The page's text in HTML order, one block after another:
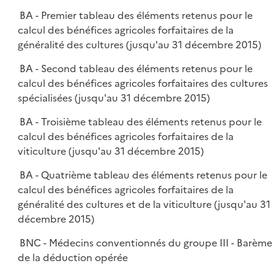
BA - Premier tableau des éléments retenus pour le
calcul des bénéfices agricoles forfaitaires de la
généralité des cultures (jusqu'au 31 décembre 2015)
BA - Second tableau des éléments retenus pour le
calcul des bénéfices agricoles forfaitaires des cultures
spécialisées (jusqu'au 31 décembre 2015)
BA - Troisième tableau des éléments retenus pour le
calcul des bénéfices agricoles forfaitaires de la
viticulture (jusqu'au 31 décembre 2015)
BA - Quatrième tableau des éléments retenus pour le
calcul des bénéfices agricoles forfaitaires de la
généralité des cultures et de la viticulture (jusqu'au 31
décembre 2015)
BNC - Médecins conventionnés du groupe III - Barème
de la déduction opérée